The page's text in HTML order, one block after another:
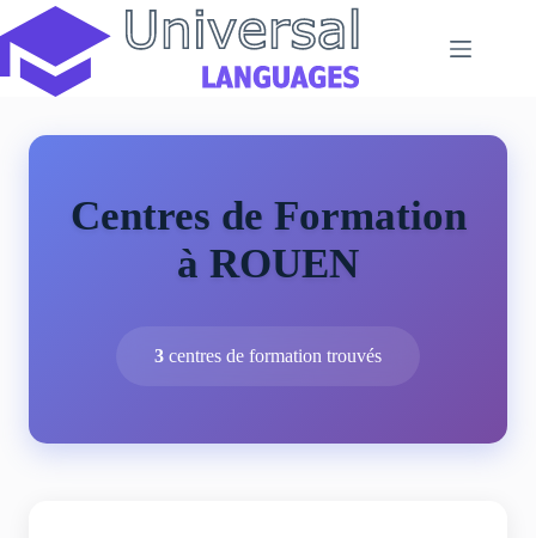
Passer
au
contenu
Centres de Formation
à ROUEN
3 centres de formation trouvés